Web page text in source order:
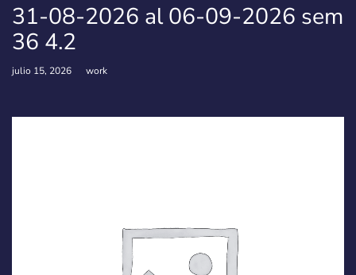
31-08-2026 al 06-09-2026 sem
36 4.2
julio 15, 2026 work